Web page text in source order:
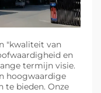
"kwaliteit van
en
termijn visie.
hoogwaardige
te bieden. Onze